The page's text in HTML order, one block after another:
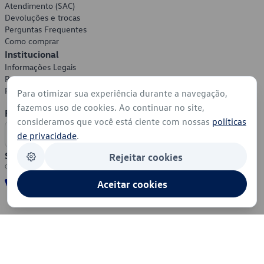
Atendimento (SAC)
Devoluções e trocas
Perguntas Frequentes
Como comprar
Institucional
Informações Legais
Política de Privacidade
Política de Cookies
Formas de Pagamento
Segurança
Para otimizar sua experiência durante a navegação,
fazemos uso de cookies. Ao continuar no site,
consideramos que você está ciente com nossas políticas
de privacidade.
Rejeitar cookies
Aceitar cookies